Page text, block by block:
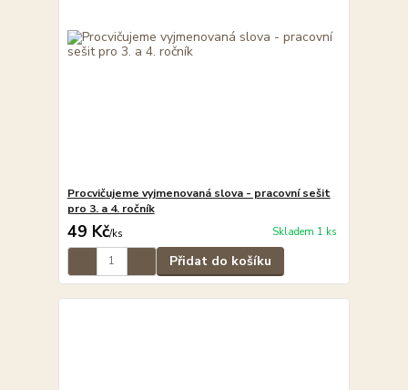
Procvičujeme vyjmenovaná slova - pracovní sešit
pro 3. a 4. ročník
49 Kč/ks Skladem 1 ks
Přidat do košíku